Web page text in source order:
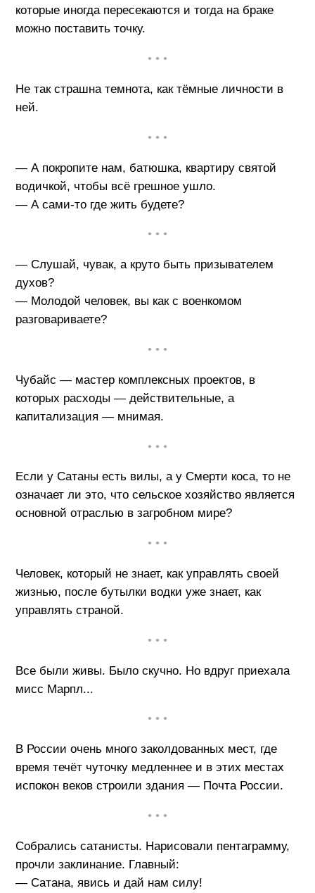
которые иногда пересекаются и тогда на браке
можно поставить точку.
• • •
Не так страшна темнота, как тёмные личности в
ней.
• • •
— А покропите нам, батюшка, квартиру святой
водичкой, чтобы всё грешное ушло.
— А сами-то где жить будете?
• • •
— Слушай, чувак, а круто быть призывателем
духов?
— Молодой человек, вы как с военкомом
разговариваете?
• • •
Чубайс — мастер комплексных проектов, в
которых расходы — действительные, а
капитализация — мнимая.
• • •
Если у Сатаны есть вилы, а у Смерти коса, то не
означает ли это, что сельское хозяйство является
основной отраслью в загробном мире?
• • •
Человек, который не знает, как управлять своей
жизнью, после бутылки водки уже знает, как
управлять страной.
• • •
Все были живы. Было скучно. Но вдруг приехала
мисс Марпл...
• • •
В России очень много заколдованных мест, где
время течёт чуточку медленнее и в этих местах
испокон веков строили здания — Почта России.
• • •
Собрались сатанисты. Нарисовали пентаграмму,
прочли заклинание. Главный:
— Сатана, явись и дай нам силу!